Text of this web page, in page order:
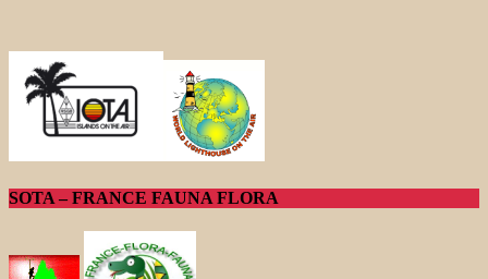
SOTA – FRANCE FAUNA FLORA